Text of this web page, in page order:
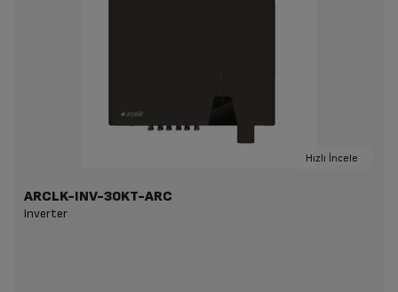
Hızlı İncele
ARCLK-INV-30KT-ARC
Inverter